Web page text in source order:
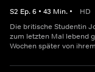
S2 Ep.6 • 43 Min. • HD
Die britische Studentin
zum letzten Mal lebend
Wochen später von